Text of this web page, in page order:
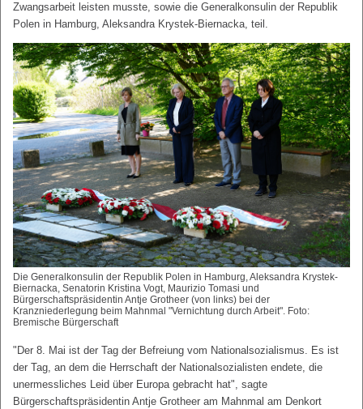
Zwangsarbeit leisten musste, sowie die Generalkonsulin der Republik
Polen in Hamburg, Aleksandra Krystek-Biernacka, teil.
Die Generalkonsulin der Republik Polen in Hamburg, Aleksandra Krystek-
Biernacka, Senatorin Kristina Vogt, Maurizio Tomasi und
Bürgerschaftspräsidentin Antje Grotheer (von links) bei der
Kranzniederlegung beim Mahnmal "Vernichtung durch Arbeit". Foto:
Bremische Bürgerschaft
"Der 8. Mai ist der Tag der Befreiung vom Nationalsozialismus. Es ist
der Tag, an dem die Herrschaft der Nationalsozialisten endete, die
unermessliches Leid über Europa gebracht hat", sagte
Bürgerschaftspräsidentin Antje Grotheer am Mahnmal am Denkort